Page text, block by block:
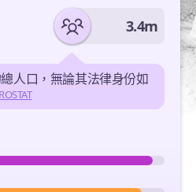
3.4m
人口，無論其法律身份如